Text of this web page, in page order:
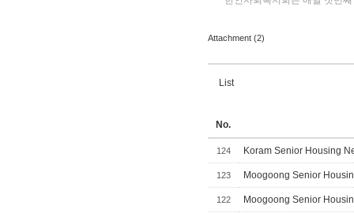
Attachment (2)
List
No.
124 Koram Senior Housing
123 Moogoong Senior
122 Moogoong Senior